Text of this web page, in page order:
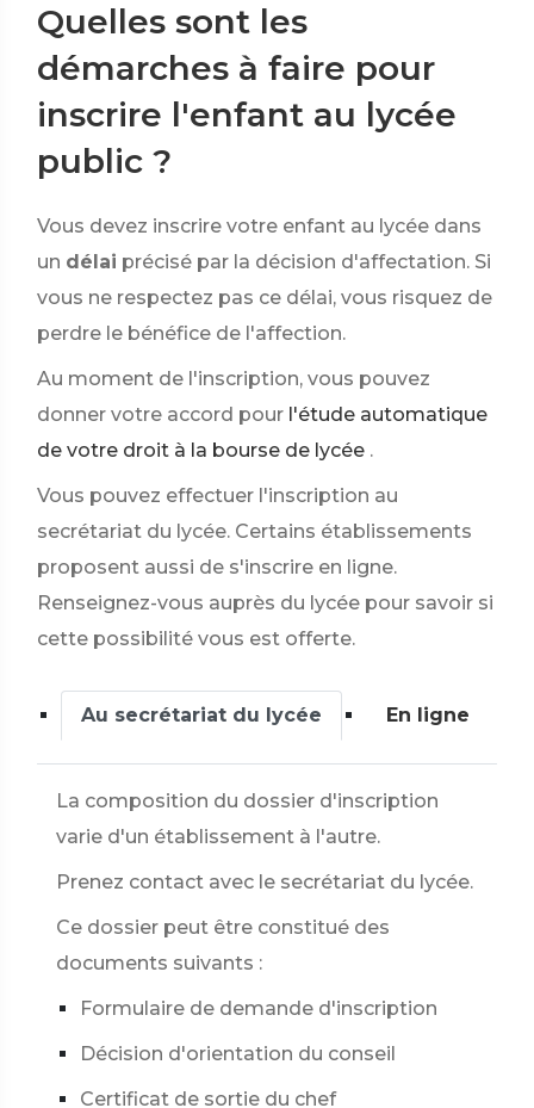
Quelles sont les
démarches à faire pour
inscrire l'enfant au lycée
public ?
Vous devez inscrire votre enfant au lycée dans
un délai précisé par la décision d'affectation. Si
vous ne respectez pas ce délai, vous risquez de
perdre le bénéfice de l'affection.
Au moment de l'inscription, vous pouvez
donner votre accord pour l'étude automatique
de votre droit à la bourse de lycée .
Vous pouvez effectuer l'inscription au
secrétariat du lycée. Certains établissements
proposent aussi de s'inscrire en ligne.
Renseignez-vous auprès du lycée pour savoir si
cette possibilité vous est offerte.
Au secrétariat du lycée En ligne
La composition du dossier d'inscription
varie d'un établissement à l'autre.
Prenez contact avec le secrétariat du lycée.
Ce dossier peut être constitué des
documents suivants :
Formulaire de demande d'inscription
Décision d'orientation du conseil
Certificat de sortie du chef